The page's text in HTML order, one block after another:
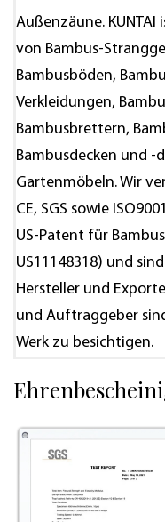
Außenzäune.
von Bambus-
Bambusböden,
Verkleidungen,
Bambusbrettern,
Bambusdecken und -
Gartenmöbeln. Wir
CE, SGS sowie
US-Patent für
US11148318) und
Hersteller und
und Auftraggeber
Werk zu besichtigen.